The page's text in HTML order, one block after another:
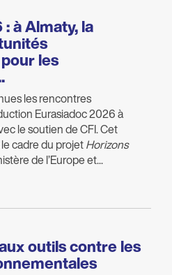
à Almaty, la
les
les rencontres
Eurasiadoc 2026 à
le soutien de CFI. Cet
cadre du projetHorizons
de l’Europe et...
outils contre les